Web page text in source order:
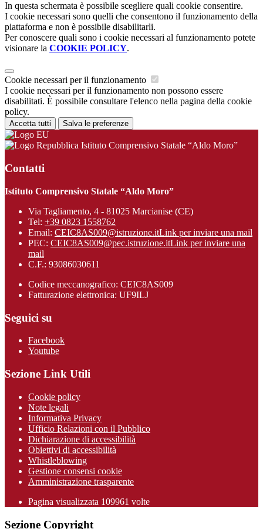
In questa schermata è possibile scegliere quali cookie consentire.
I cookie necessari sono quelli che consentono il funzionamento della
piattaforma e non è possibile disabilitarli.
Per conoscere quali sono i cookie necessari al funzionamento potete
visionare la COOKIE POLICY.
Cookie necessari per il funzionamento
I cookie necessari per il funzionamento non possono essere
disabilitati. È possibile consultare l'elenco nella pagina della cookie
policy.
Accetta tutti Salva le preferenze
Istituto Comprensivo Statale “Aldo Moro”
Contatti
Istituto Comprensivo Statale “Aldo Moro”
Via Tagliamento, 4 - 81025 Marcianise (CE)
Tel: +39 0823 1558762
Email: CEIC8AS009@istruzione.itLink per inviare una mail
PEC: CEIC8AS009@pec.istruzione.itLink per inviare una
mail
C.F.: 93086030611
Codice meccanografico: CEIC8AS009
Fatturazione elettronica: UF9ILJ
Seguici su
Facebook
Youtube
Sezione Link Utili
Cookie policy
Note legali
Informativa Privacy
Ufficio Relazioni con il Pubblico
Dichiarazione di accessibilità
Obiettivi di accessibilità
Whistleblowing
Gestione consensi cookie
Amministrazione trasparente
Pagina visualizzata 109961 volte
Sezione Copyright